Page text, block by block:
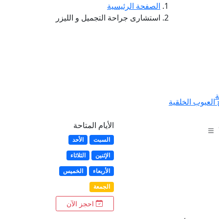
الصفحة الرئيسية
استشارى جراحة التجميل و الليزر
الخلقية
الأيام المتاحة
السبت
الأحد
الإثنين
الثلاثاء
الأربعاء
الخميس
الجمعة
احجز الآن